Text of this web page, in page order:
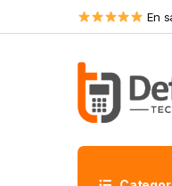
Skip to navigation
Skip to content En